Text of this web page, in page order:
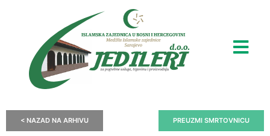
< NAZAD NA ARHIVU PREUZMI SMRTOVNICU